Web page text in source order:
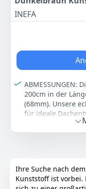
Unter dem
unser komplettes
wie auch Einzel-
komplexen
eigenen
- Material:
- Beständig
zwischen -40°C
- Zertifiziert nach
Farbe
INEFA
ABMESSUNGEN:
200cm in der
(68mm). Unsere
für ideale
ANWENDUNG:
sich ideal für
VORTEILE: Die
PVC sind extrem
schlagfest.
Ihre Suche nach
Kunststoff ist vorbei.